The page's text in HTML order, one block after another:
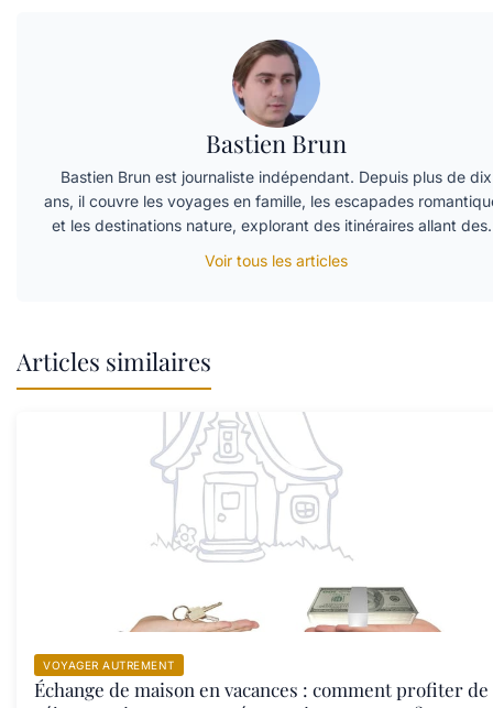
Bastien Brun
Bastien Brun est journaliste indépendant. Depuis plus de dix
ans, il couvre les voyages en famille, les escapades
et les destinations nature, explorant des itinéraires allant
Voir tous les articles
Articles similaires
VOYAGER AUTREMENT
Échange de maison en vacances : comment profiter de